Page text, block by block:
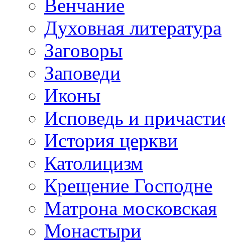
Венчание
Духовная литература
Заговоры
Заповеди
Иконы
Исповедь и
История церкви
Католицизм
Крещение Господне
Матрона московская
Монастыри